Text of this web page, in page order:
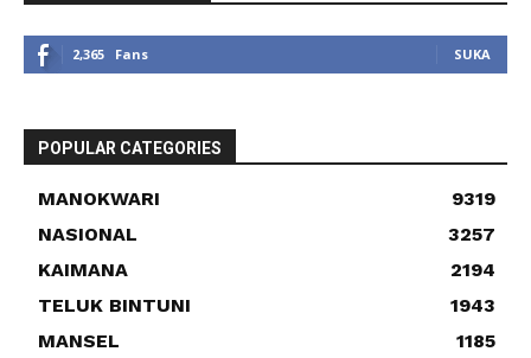
2,365 Fans SUKA
POPULAR CATEGORIES
MANOKWARI
9319
NASIONAL
3257
KAIMANA
2194
TELUK BINTUNI
1943
MANSEL
1185